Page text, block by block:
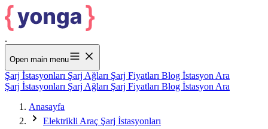
.
Open main menu
Şarj İstasyonları Şarj Ağları Şarj Fiyatları Blog İstasyon Ara
Şarj İstasyonları Şarj Ağları Şarj Fiyatları Blog İstasyon Ara
Anasayfa
Elektrikli Araç Şarj İstasyonları